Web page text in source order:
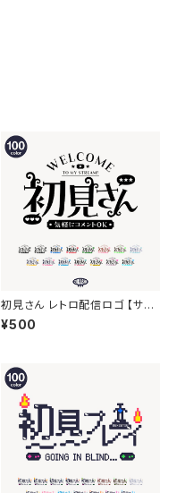
初見さん レトロ配信ロゴ 【サム
ネ素材】
¥500